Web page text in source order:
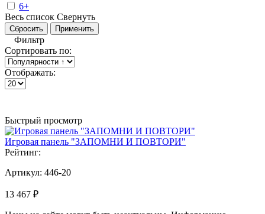
6+
Весь список Свернуть
Фильтр
Сортировать по:
Отображать:
Быстрый просмотр
Игровая панель "ЗАПОМНИ И ПОВТОРИ"
Рейтинг:
Артикул: 446-20
13 467 ₽